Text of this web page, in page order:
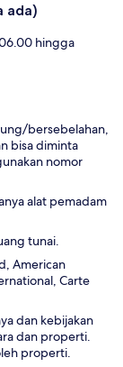
ada)
hingga
bersebelahan,
bisa diminta
nomor
alat pemadam
tunai.
American
Carte
dan kebijakan
dan properti.
properti.